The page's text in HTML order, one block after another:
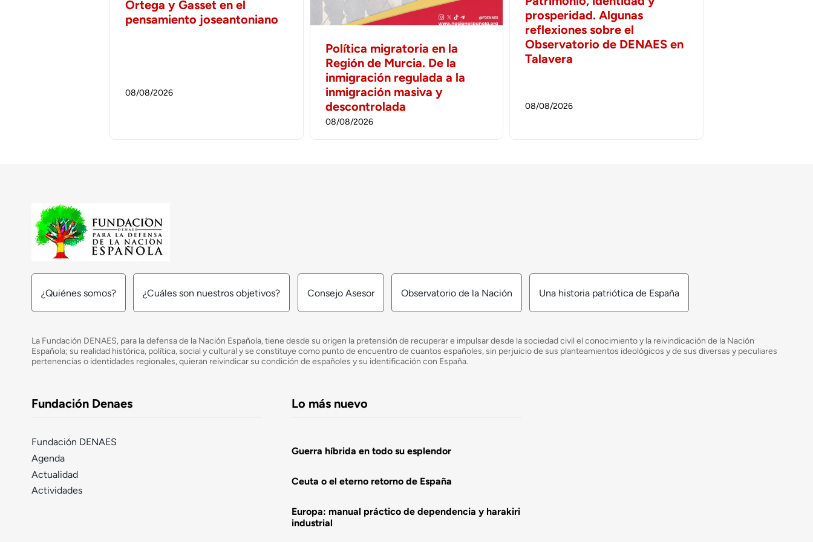
Ortega y Gasset en el
pensamiento joseantoniano
08/08/2026
Política migratoria en la
Región de Murcia. De la
inmigración regulada a la
inmigración masiva y
descontrolada
08/08/2026
prosperidad. Algunas
reflexiones sobre el
Observatorio de DENAES en
Talavera
08/08/2026
¿Quiénes somos? ¿Cuáles son nuestros objetivos? Consejo Asesor Observatorio de la Nación Una historia patriótica de España
La Fundación DENAES, para la defensa de la Nación Española, tiene desde su origen la pretensión de recuperar e impulsar desde la sociedad civil el conocimiento y la reivindicación de la Nación
Española; su realidad histórica, política, social y cultural y se constituye como punto de encuentro de cuantos españoles, sin perjuicio de sus planteamientos ideológicos y de sus diversas y peculiares
pertenencias o identidades regionales, quieran reivindicar su condición de españoles y su identificación con España.
Fundación Denaes
Fundación DENAES
Agenda
Actualidad
Actividades
Lo más nuevo
Guerra híbrida en todo su esplendor
Ceuta o el eterno retorno de España
Europa: manual práctico de dependencia y harakiri
industrial